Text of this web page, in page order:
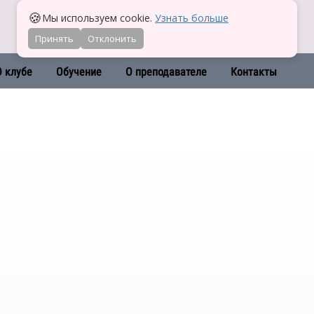
клубе Обучение О преподавателе Контакты
🍪Мы используем cookie. Узнать больше
Принять Отклонить